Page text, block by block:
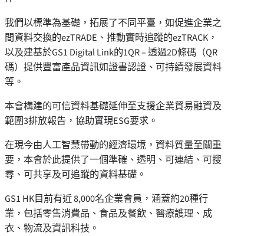
我們以標準為基礎，拓展了不同平臺，如促進企業之
間資料交換的ezTRADE、推動實時追蹤的ezTRACK，
以及建基於GS1 Digital Link的1QR – 透過2D條碼（QR
碼）提供豐富產品資訊如證書認證、可持續發展資料
等。
本會構建的可信資料基礎延伸至支援企業貿易融資及
範圍3排放報告，協助實現ESG要求。
在現今由人工智慧帶動的經濟環境，資料質量至關重
要，本會於此提供了一個準確、透明、可連結、可搜
尋、可共享及可追蹤的資料基礎。
GS1 HK目前有近 8,000名企業會員，涵蓋約20種行
業，包括零售消費品、食品及餐飲、醫療護理、成
衣、物流及資訊科技。